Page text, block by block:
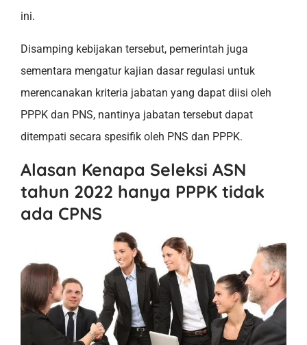
ini.
Disamping kebijakan tersebut, pemerintah juga
sementara mengatur kajian dasar regulasi untuk
merencanakan kriteria jabatan yang dapat diisi oleh
PPPK dan PNS, nantinya jabatan tersebut dapat
ditempati secara spesifik oleh PNS dan PPPK.
Alasan Kenapa Seleksi ASN
tahun 2022 hanya PPPK tidak
ada CPNS